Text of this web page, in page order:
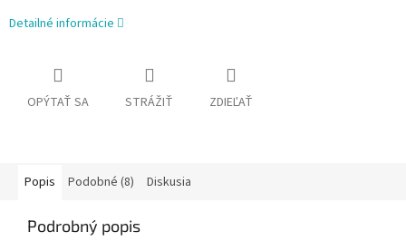
Detailné informácie
OPÝTAŤ SA STRÁŽIŤ ZDIEĽAŤ
Popis Podobné (8) Diskusia
Podrobný popis